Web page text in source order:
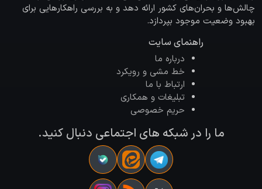
چالش‌ها و بحران‌های کشور ارائه دهد و به بررسی راهکارهایی برای
بهبود وضعیت موجود بپردازد.
راهنمای سایت
درباره ما
خط مشی و رویکرد
ارتباط با ما
تبلیغات و همکاری
حریم خصوصی
ما را در شبکه های اجتماعی دنبال کنید.